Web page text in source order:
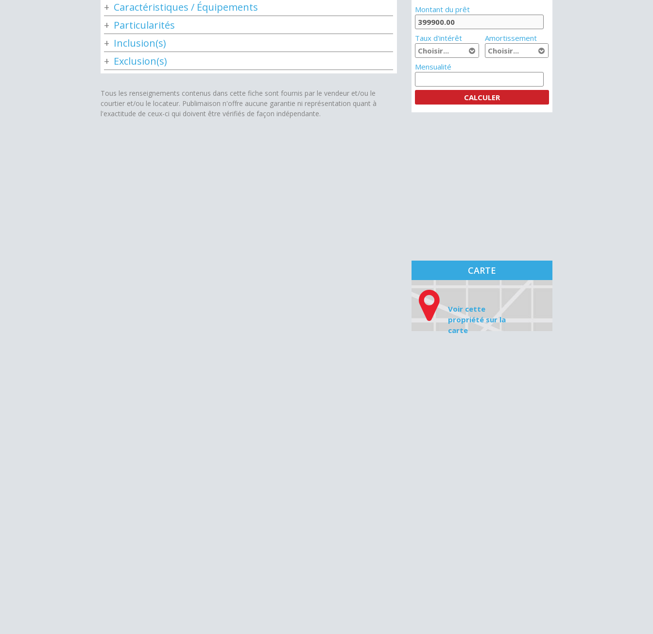
Caractéristiques / Équipements
Particularités
Inclusion(s)
Exclusion(s)
Tous les renseignements contenus dans cette fiche sont fournis par le vendeur et/ou le
courtier et/ou le locateur. Publimaison n'offre aucune garantie ni représentation quant à
l'exactitude de ceux-ci qui doivent être vérifiés de façon indépendante.
Montant du prêt
Taux d'intérêt Amortissement
Mensualité
CARTE
Voir cette
propriété sur la
carte